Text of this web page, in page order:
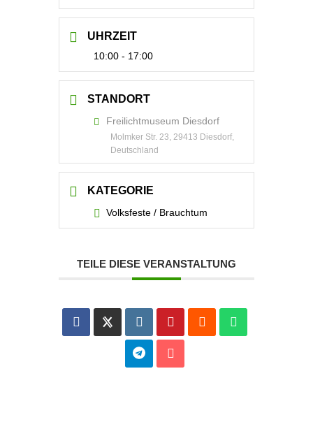
UHRZEIT
10:00 - 17:00
STANDORT
Freilichtmuseum Diesdorf
Molmker Str. 23, 29413 Diesdorf,
Deutschland
KATEGORIE
Volksfeste / Brauchtum
TEILE DIESE VERANSTALTUNG